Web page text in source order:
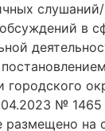
слушаний/
в
№ 1465
размещено на